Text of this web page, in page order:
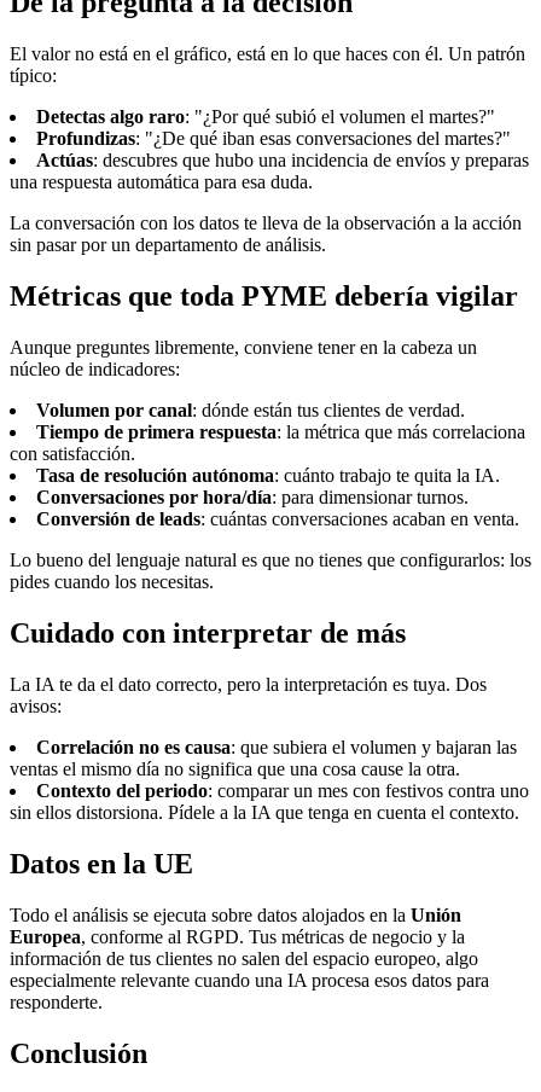
El valor no está en el gráfico, está en lo que haces con él. Un patrón
típico:
Detectas algo raro: "¿Por qué subió el volumen el martes?"
Profundizas: "¿De qué iban esas conversaciones del martes?"
Actúas: descubres que hubo una incidencia de envíos y preparas
una respuesta automática para esa duda.
La conversación con los datos te lleva de la observación a la acción
sin pasar por un departamento de análisis.
Métricas que toda PYME debería vigilar
Aunque preguntes libremente, conviene tener en la cabeza un
núcleo de indicadores:
Volumen por canal: dónde están tus clientes de verdad.
Tiempo de primera respuesta: la métrica que más correlaciona
con satisfacción.
Tasa de resolución autónoma: cuánto trabajo te quita la IA.
Conversaciones por hora/día: para dimensionar turnos.
Conversión de leads: cuántas conversaciones acaban en venta.
Lo bueno del lenguaje natural es que no tienes que configurarlos: los
pides cuando los necesitas.
Cuidado con interpretar de más
La IA te da el dato correcto, pero la interpretación es tuya. Dos
avisos:
Correlación no es causa: que subiera el volumen y bajaran las
ventas el mismo día no significa que una cosa cause la otra.
Contexto del periodo: comparar un mes con festivos contra uno
sin ellos distorsiona. Pídele a la IA que tenga en cuenta el contexto.
Datos en la UE
Todo el análisis se ejecuta sobre datos alojados en la Unión
Europea, conforme al RGPD. Tus métricas de negocio y la
información de tus clientes no salen del espacio europeo, algo
especialmente relevante cuando una IA procesa esos datos para
responderte.
Conclusión